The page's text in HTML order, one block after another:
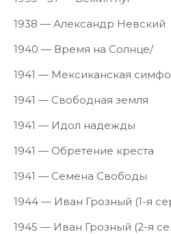
1938 — Александр Невский
1940 — Время на Солнце/
1941 — Мексиканская
1941 — Свободная земля
1941 — Идол надежды
1941 — Обретение креста
1941 — Семена Свободы
1944 — Иван Грозный (1-я
1945 — Иван Грозный (2-я